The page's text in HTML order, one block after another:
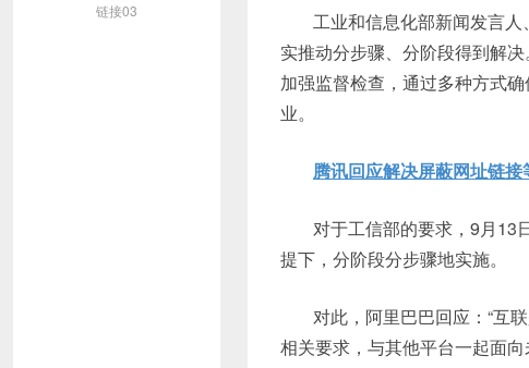
链接03
工业和信息化部新闻发言
实推动分步骤、分阶段得到解
加强监督检查，通过多种方式
业。
腾讯回应解决屏蔽网址链接
对于工信部的要求，9月13
提下，分阶段分步骤地实施。
对此，阿里巴巴回应：“互
相关要求，与其他平台一起面